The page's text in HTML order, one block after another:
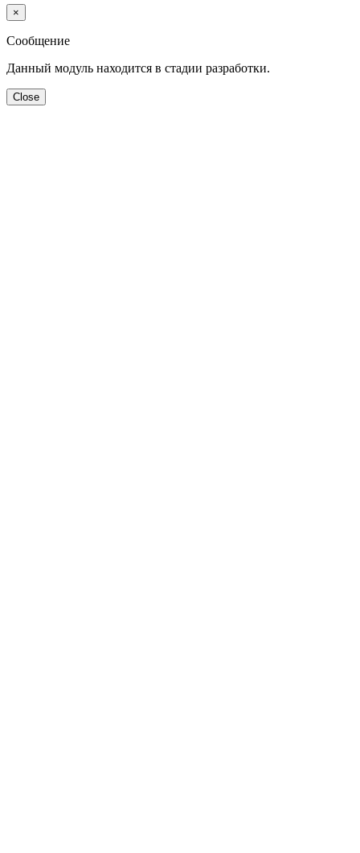
×
Сообщение
Данный модуль находится в стадии разработки.
Close